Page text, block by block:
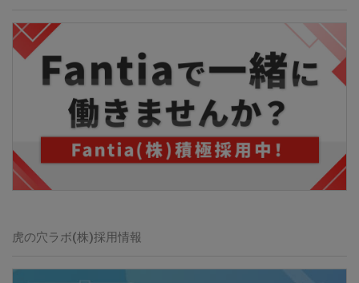
虎の穴ラボ(株)採用情報